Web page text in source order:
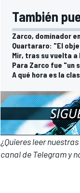
También
Zarco, dominador
Quartararo: "El
Mir, tras su vuelta
Para Zarco fue "un
A qué hora es la
¿Quieres leer
canal de Telegramy